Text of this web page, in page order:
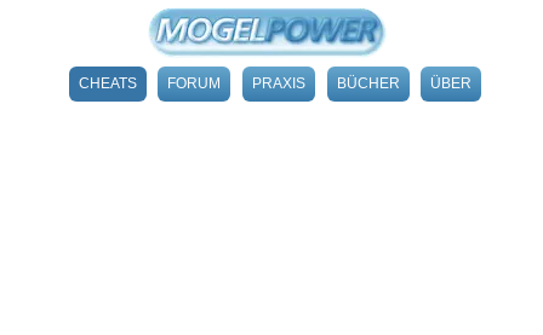
CHEATS FORUM PRAXIS BÜCHER ÜBER